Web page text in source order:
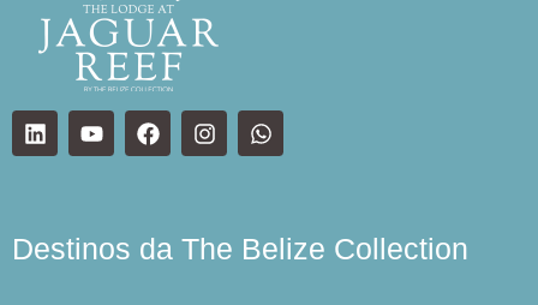
Destinos da The Belize Collection